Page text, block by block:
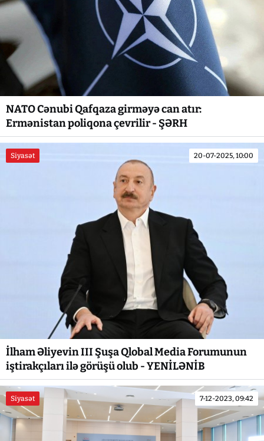
NATO Cənubi Qafqaza girməyə can atır:
Ermənistan poliqona çevrilir - ŞƏRH
Siyasət 20-07-2025, 10:00
İlham Əliyevin III Şuşa Qlobal Media Forumunun
iştirakçıları ilə görüşü olub - YENİLƏNİB
Siyasət 7-12-2023, 09:42